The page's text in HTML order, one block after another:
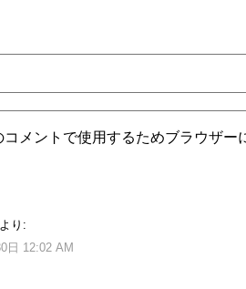
コメントで使用するためブラウザー
より:
日 12:02 AM